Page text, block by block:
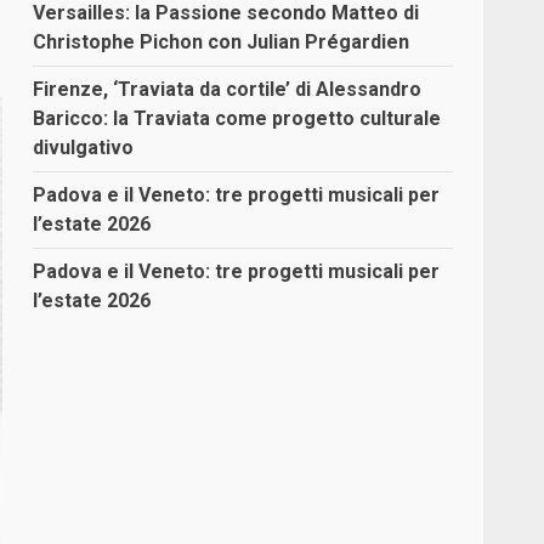
Versailles: la Passione secondo Matteo di
Christophe Pichon con Julian Prégardien
Firenze, ‘Traviata da cortile’ di Alessandro
Baricco: la Traviata come progetto culturale
divulgativo
Padova e il Veneto: tre progetti musicali per
l’estate 2026
Padova e il Veneto: tre progetti musicali per
l’estate 2026